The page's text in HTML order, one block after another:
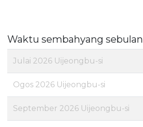
Waktu sembahyang sebulan
Julai 2026 Uijeongbu-si
Ogos 2026 Uijeongbu-si
September 2026 Uijeongbu-si